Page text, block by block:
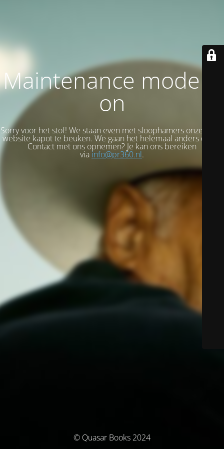
Maintenance mode is
on
Sorry voor het stof! We staan even met sloophamers onze oude
website kapot te beuken. We gaan het helemaal anders doen!
Contact met ons opnemen? Je kan ons bereiken
via info@pr360.nl.
© Quasar Books 2024